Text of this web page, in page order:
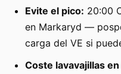
Evite el pico: 20:00
en Markaryd —
carga del VE si
Coste lavavajillas